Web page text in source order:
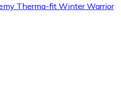
Therma-fit Winter Warrior